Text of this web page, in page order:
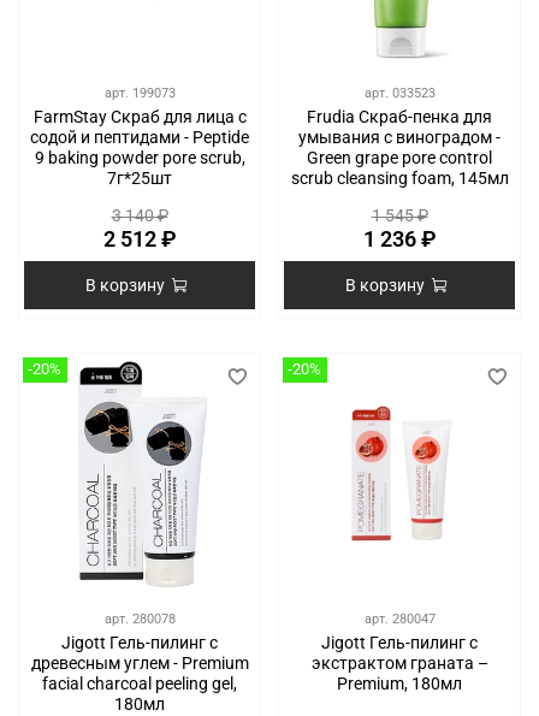
арт. 199073
FarmStay Скраб для лица с
содой и пептидами - Peptide
9 baking powder pore scrub,
7г*25шт
3 140 ₽
2 512 ₽
В корзину
арт. 033523
Frudia Скраб-пенка для
умывания с виноградом -
Green grape pore control
scrub cleansing foam, 145мл
1 545 ₽
1 236 ₽
В корзину
-20%
арт. 280078
Jigott Гель-пилинг с
древесным углем - Premium
facial charcoal peeling gel,
180мл
-20%
арт. 280047
Jigott Гель-пилинг с
экстрактом граната –
Premium, 180мл